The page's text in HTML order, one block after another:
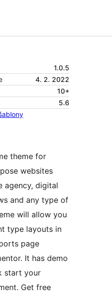
1.0.5
4. 2. 2022
10+
5.6
theme for
websites
agency, digital
and any type of
will allow you
type layouts in
page
It has demo
start your
Get free